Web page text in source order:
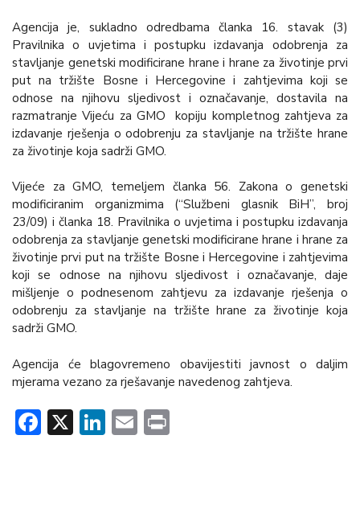
Agencija je, sukladno odredbama članka 16. stavak (3)
Pravilnika o uvjetima i postupku izdavanja odobrenja za
stavljanje genetski modificirane hrane i hrane za životinje prvi
put na tržište Bosne i Hercegovine i zahtjevima koji se
odnose na njihovu sljedivost i označavanje, dostavila na
razmatranje Vijeću za GMO kopiju kompletnog zahtjeva za
izdavanje rješenja o odobrenju za stavljanje na tržište hrane
za životinje koja sadrži GMO.
Vijeće za GMO, temeljem članka 56. Zakona o genetski
modificiranim organizmima (“Službeni glasnik BiH”, broj
23/09) i članka 18. Pravilnika o uvjetima i postupku izdavanja
odobrenja za stavljanje genetski modificirane hrane i hrane za
životinje prvi put na tržište Bosne i Hercegovine i zahtjevima
koji se odnose na njihovu sljedivost i označavanje, daje
mišljenje o podnesenom zahtjevu za izdavanje rješenja o
odobrenju za stavljanje na tržište hrane za životinje koja
sadrži GMO.
Agencija će blagovremeno obavijestiti javnost o daljim
mjerama vezano za rješavanje navedenog zahtjeva.
Facebook
X LinkedIn
Email